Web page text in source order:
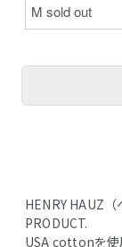
HENRY HAUZ（
PRODUCT.
USA cottonを使